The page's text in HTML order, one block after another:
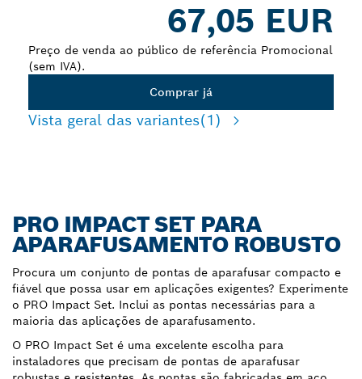
67,05 EUR
Preço de venda ao público de referência Promocional
(sem IVA).
Comprar já
Vista geral das variantes(1)
PRO IMPACT SET PARA
APARAFUSAMENTO ROBUSTO
Procura um conjunto de pontas de aparafusar compacto e
fiável que possa usar em aplicações exigentes? Experimente
o PRO Impact Set. Inclui as pontas necessárias para a
maioria das aplicações de aparafusamento.
O PRO Impact Set é uma excelente escolha para
instaladores que precisam de pontas de aparafusar